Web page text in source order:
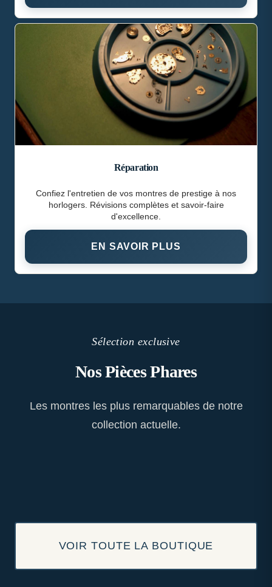
Réparation
Confiez l'entretien de vos montres de prestige à nos
horlogers. Révisions complètes et savoir-faire
d'excellence.
EN SAVOIR PLUS
Sélection exclusive
Nos Pièces Phares
Les montres les plus remarquables de notre
collection actuelle.
VOIR TOUTE LA BOUTIQUE